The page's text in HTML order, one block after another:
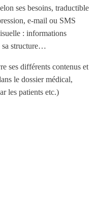
ses besoins, traductible
e-mail ou SMS
: informations
sa structure…
ses différents contenus et
le dossier médical,
les patients etc.)